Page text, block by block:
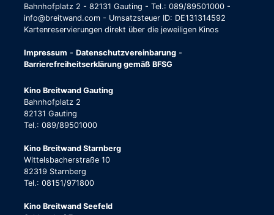
Bahnhofplatz 2 - 82131 Gauting - Tel.: 089/89501000 -
info@breitwand.com - Umsatzsteuer ID: DE131314592
Kartenreservierungen direkt über die jeweiligen Kinos
Impressum - Datenschutzvereinbarung -
Barrierefreiheitserklärung gemäß BFSG
Kino Breitwand Gauting
Bahnhofplatz 2
82131 Gauting
Tel.: 089/89501000
Kino Breitwand Starnberg
Wittelsbacherstraße 10
82319 Starnberg
Tel.: 08151/971800
Kino Breitwand Seefeld